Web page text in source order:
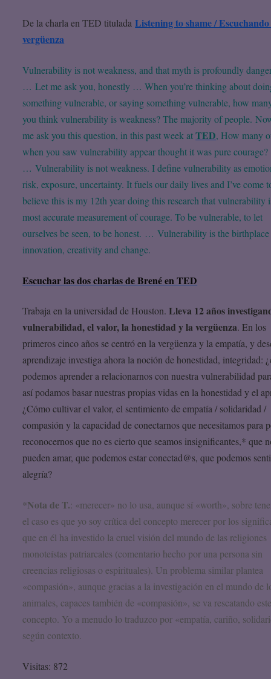
De la charla en TED tituladaListening to shame /
vergüenza
Vulnerability is not weakness, and that myth is profoundly
… Let me ask you, honestly … When you’re thinking about
something vulnerable, or saying something vulnerable, how
you think vulnerability is weakness? The majority of people.
me ask you this question, in this past week atTED, How many
when you saw vulnerability appear thought it was pure courage?
… Vulnerability is not weakness. I define vulnerability as
risk, exposure, uncertainty. It fuels our daily lives and I’ve come
believe this is my 12th year doing this research that vulnerability
most accurate measurement of courage. To be vulnerable, to let
ourselves be seen, to be honest. … Vulnerability is the
innovation, creativity and change.
Escuchar las dos charlas de Brené en TED
Trabaja en la universidad de Houston.Lleva 12 años
vulnerabilidad, el valor, la honestidad y la vergüenza. En los
primeros cinco años se centró en la vergüenza y la empatía, y
aprendizaje investiga ahora la noción de honestidad, integridad:
podemos aprender a relacionarnos con nuestra vulnerabilidad
así podamos basar nuestras propias vidas en la honestidad y el
¿Cómo cultivar el valor, el sentimiento de empatía / solidaridad /
compasión y la capacidad de conectarnos que necesitamos para
reconocernos que no es cierto que seamos insignificantes,* que
pueden amar, que podemos estar conectad@s, que podemos
alegría?
*Nota de T.: «merecer» no lo usa, aunque sí «worth», sobre
el caso es que yo soy crítica del concepto merecer por los
que en él ha investido la cruel visión del mundo de las religiones
monoteístas patriarcales (comentario hecho por una persona sin
creencias religiosas o espirituales). Un problema similar plantea
«compasión», aunque gracias a la investigación en el mundo de
animales, capaces también de «compasión», se va rescatando
concepto. Yo a menudo lo traduzco por «empatía, cariño,
según contexto.
Visitas: 872